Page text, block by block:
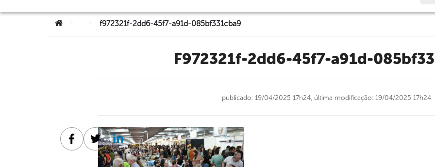
Você está aqui:f972321f-2dd6-45f7-a91d-085bf331cba9
f972321f-2dd6-45f7-a91d-
publicado: 19/04/2025 17h24, última modificação: 19/04/2025 17h24
Facebook
TwitterLinkedin